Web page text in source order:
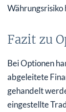
Währungsrisiko
Fazit zu
Bei Optionen
abgeleitete
gehandelt
eingestellte